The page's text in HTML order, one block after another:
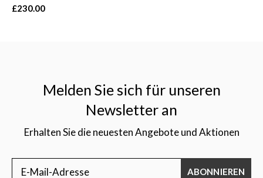
£230.00
Melden Sie sich für unseren
Newsletter an
Erhalten Sie die neuesten Angebote und Aktionen
ABONNIEREN